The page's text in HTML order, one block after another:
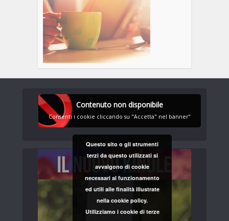
Contenuto non disponibile
Consenti i cookie cliccando su "Accetta" nel banner"
Questo sito o gli strumenti
terzi da questo utilizzati si
avvalgono di cookie
necessari al funzionamento
ed utili alle finalità illustrate
nella cookie policy.
Utilizziamo i cookie di terze